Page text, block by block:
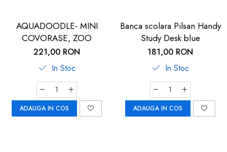
AQUADOODLE- MINI
COVORASE, ZOO
221,00 RON
In Stoc
ADAUGA IN COS
Banca scolara Pilsan Handy
Study Desk blue
181,00 RON
In Stoc
ADAUGA IN COS